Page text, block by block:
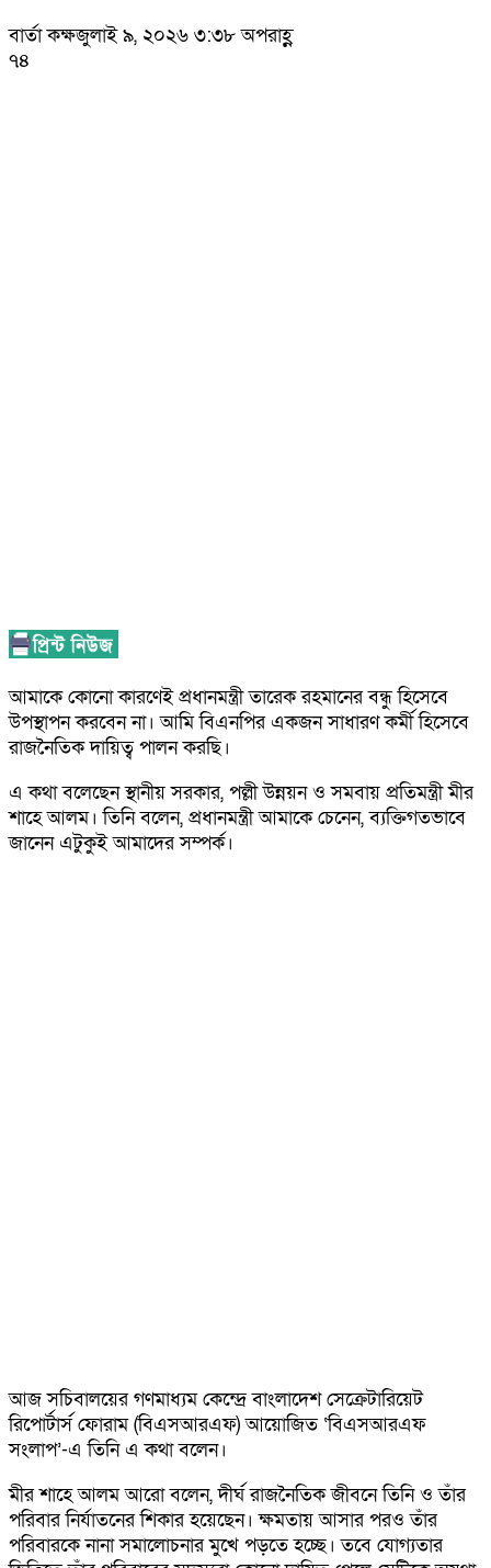
বার্তা কক্ষজুলাই ৯, ২০২৬ ৩:৩৮ অপরাহ্ণ
৭৪
আমাকে কোনো কারণেই প্রধানমন্ত্রী তারেক রহমানের বন্ধু হিসেবে
উপস্থাপন করবেন না। আমি বিএনপির একজন সাধারণ কর্মী হিসেবে
রাজনৈতিক দায়িত্ব পালন করছি।
এ কথা বলেছেন স্থানীয় সরকার, পল্লী উন্নয়ন ও সমবায় প্রতিমন্ত্রী মীর
শাহে আলম। তিনি বলেন, প্রধানমন্ত্রী আমাকে চেনেন, ব্যক্তিগতভাবে
জানেন এটুকুই আমাদের সম্পর্ক।
আজ সচিবালয়ের গণমাধ্যম কেন্দ্রে বাংলাদেশ সেক্রেটারিয়েট
রিপোর্টার্স ফোরাম (বিএসআরএফ) আয়োজিত ‘বিএসআরএফ
সংলাপ’-এ তিনি এ কথা বলেন।
মীর শাহে আলম আরো বলেন, দীর্ঘ রাজনৈতিক জীবনে তিনি ও তাঁর
পরিবার নির্যাতনের শিকার হয়েছেন। ক্ষমতায় আসার পরও তাঁর
পরিবারকে নানা সমালোচনার মুখে পড়তে হচ্ছে। তবে যোগ্যতার